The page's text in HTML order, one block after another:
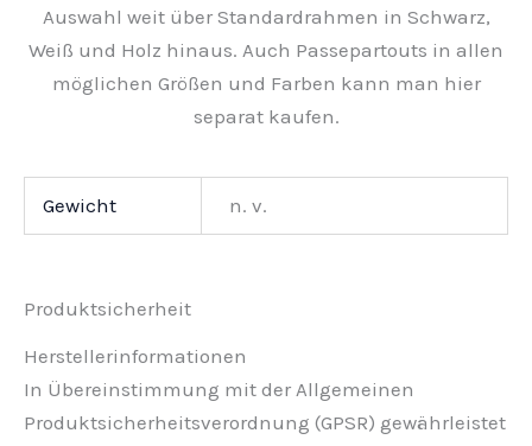
Auswahl weit über Standardrahmen in Schwarz,
Weiß und Holz hinaus. Auch Passepartouts in allen
möglichen Größen und Farben kann man hier
separat kaufen.
Gewicht n. v.
Produktsicherheit
Herstellerinformationen
In Übereinstimmung mit der Allgemeinen
Produktsicherheitsverordnung (GPSR) gewährleistet